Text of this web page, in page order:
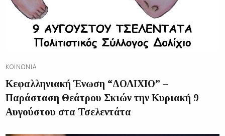
ΚΟΙΝΩΝΊΑ
Κεφαλληνιακή Ένωση “ΔΟΛΙΧΙΟ” –
Παράσταση Θεάτρου Σκιών την Κυριακή 9
Αυγούστου στα Τσελεντάτα